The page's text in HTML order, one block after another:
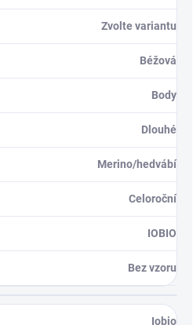
Zvolte variantu
Béžová
Body
Dlouhé
Merino/hedvábí
Celoroční
IOBIO
Bez vzoru
Iobio